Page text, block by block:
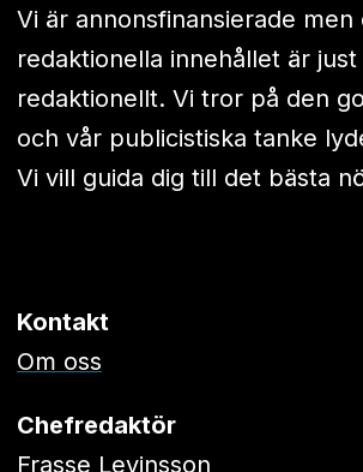
Vi är annonsfinansierade men
redaktionella innehållet är just
redaktionellt. Vi tror på den
och vår publicistiska tanke
Vi vill guida dig till det bästa
Kontakt
Om oss
Chefredaktör
Frasse Levinsson